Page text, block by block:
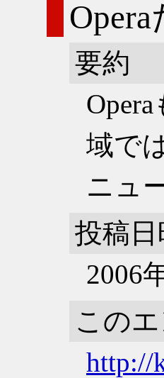
要約
域で
ニュ
投稿日
2006
この
http://